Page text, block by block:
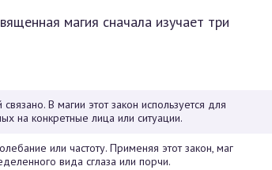
магия сначала изучает три
В магии этот закон используется для
на конкретные лица или ситуации.
или частоту. Применяя этот закон, маг
вида сглаза или порчи.